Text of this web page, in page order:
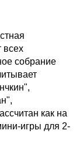
всех
собрание
как на
игры для 2-